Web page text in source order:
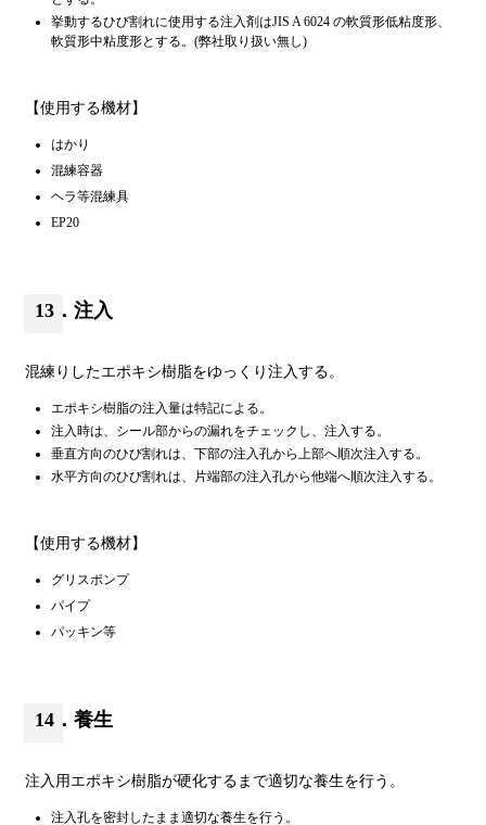
挙動するひび割れに使用する注入剤はJIS A 6024 の軟質形低粘度形、
軟質形中粘度形とする。(弊社取り扱い無し)
【使用する機材】
はかり
混練容器
ヘラ等混練具
EP20
13．注入
混練りしたエポキシ樹脂をゆっくり注入する。
エポキシ樹脂の注入量は特記による。
注入時は、シール部からの漏れをチェックし、注入する。
垂直方向のひび割れは、下部の注入孔から上部へ順次注入する。
水平方向のひび割れは、片端部の注入孔から他端へ順次注入する。
【使用する機材】
グリスポンプ
パイプ
パッキン等
14．養生
注入用エポキシ樹脂が硬化するまで適切な養生を行う。
注入孔を密封したまま適切な養生を行う。